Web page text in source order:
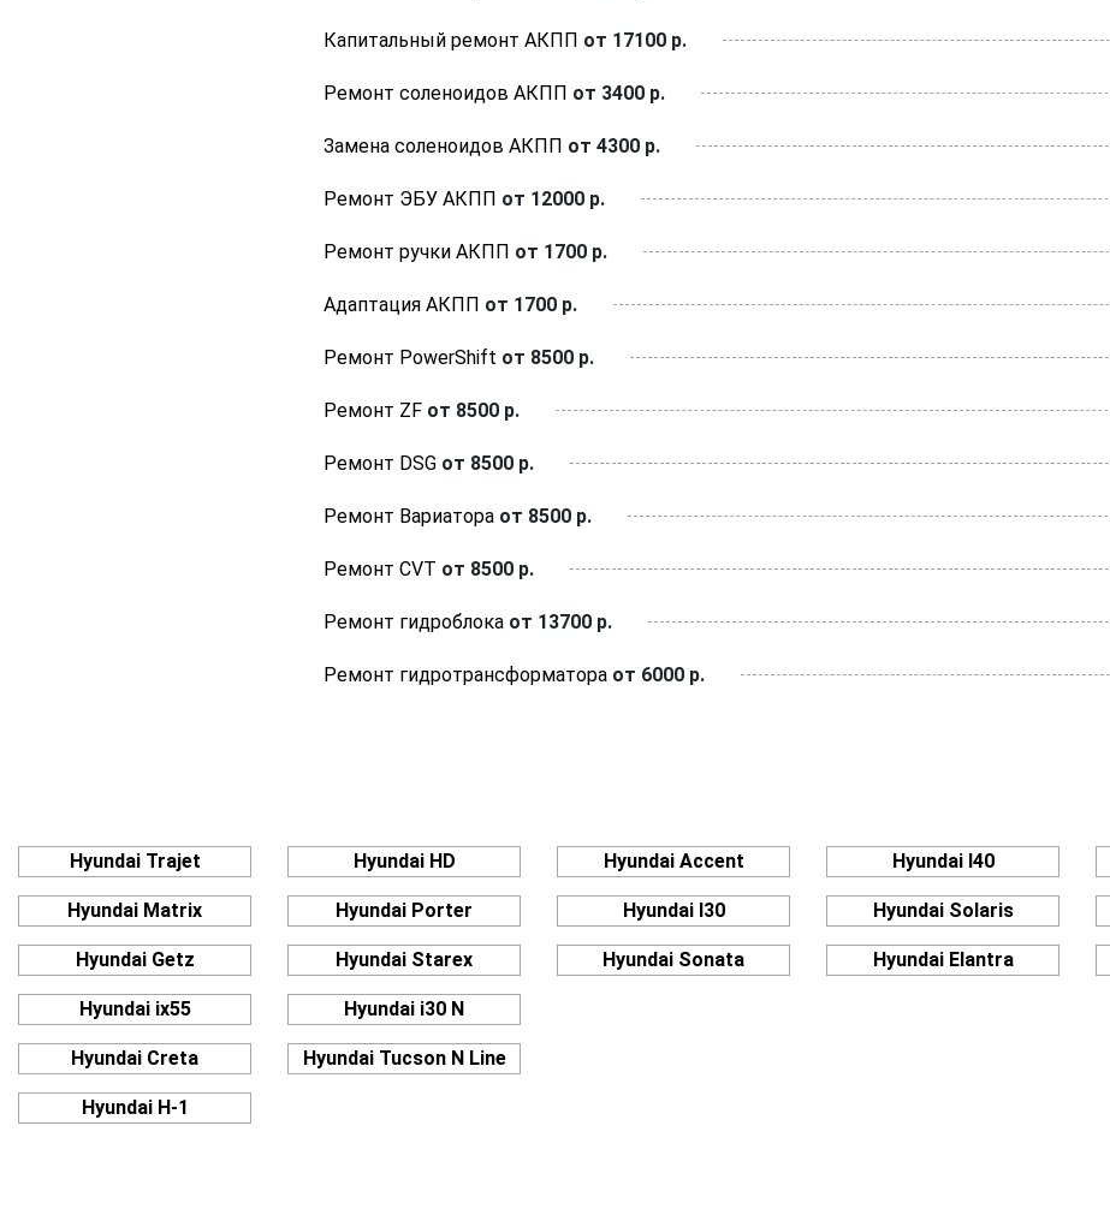
Капитальный ремонт АКПП от 17100 р.
Ремонт соленоидов АКПП от 3400 р.
Замена соленоидов АКПП от 4300 р.
Ремонт ЭБУ АКПП от 12000 р.
Ремонт ручки АКПП от 1700 р.
Адаптация АКПП от 1700 р.
Ремонт PowerShift от 8500 р.
Ремонт ZF от 8500 р.
Ремонт DSG от 8500 р.
Ремонт Вариатора от 8500 р.
Ремонт CVT от 8500 р.
Ремонт гидроблока от 13700 р.
Ремонт гидротрансформатора от 6000 р.
Hyundai Trajet
Hyundai Matrix
Hyundai Getz
Hyundai HD
Hyundai Porter
Hyundai Starex
Hyundai Accent
Hyundai I30
Hyundai Sonata
Hyundai I40
Hyundai Solaris
Hyundai Elantra
Hyundai ix55
Hyundai Creta
Hyundai H-1
Hyundai i30 N
Hyundai Tucson N Line